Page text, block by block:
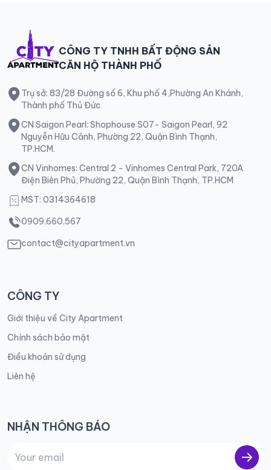
CÔNG TY TNHH BẤT ĐỘNG SẢN
CĂN HỘ THÀNH PHỐ
Trụ sở: 83/28 Đường số 6, Khu phố 4,Phường An Khánh,
Thành phố Thủ Đức
CN Saigon Pearl: Shophouse S07- Saigon Pearl, 92
Nguyễn Hữu Cảnh, Phường 22, Quận Bình Thạnh,
TP.HCM.
CN Vinhomes: Central 2 - Vinhomes Central Park, 720A
Điện Biên Phủ, Phường 22, Quận Bình Thạnh, TP.HCM
MST: 0314364618
0909.660.567
contact@cityapartment.vn
CÔNG TY
Giới thiệu về City Apartment
Chính sách bảo mật
Điều khoản sử dụng
Liên hệ
NHẬN THÔNG BÁO